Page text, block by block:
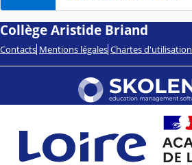
Collège Aristide Briand
Contacts Mentions légales Chartes d'utilisation